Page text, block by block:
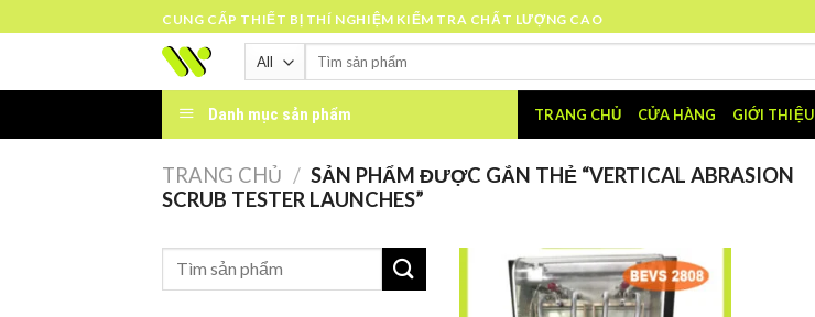
to
CUNG CẤP THIẾT BỊ THÍ NGHIỆM KIỂM TRA CHẤT LƯỢNG CAO
Tìm
Danh mục sản phẩm TRANG CHỦ CỬA HÀNG GIỚI THIỆU
TRANG CHỦ / SẢN PHẨM ĐƯỢC GẮN THẺ “VERTICAL ABRASION
SCRUB TESTER LAUNCHES”